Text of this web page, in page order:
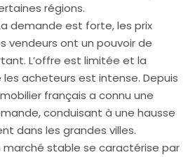
régions.
demande est forte, les prix
vendeurs ont un pouvoir de
L’offre est limitée et la
acheteurs est intense. Depuis
français a connu une
conduisant à une hausse
dans les grandes villes.
marché stable se caractérise par